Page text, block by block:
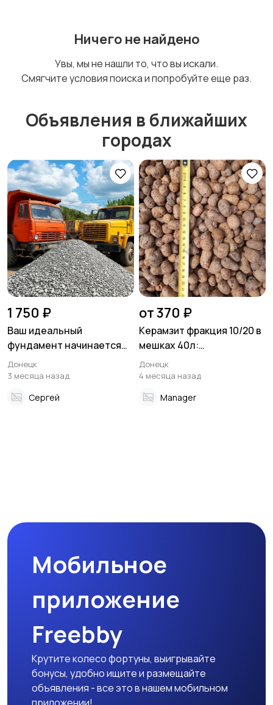
водоснабжение
ы
Другое
Расходные
материалы и
оснастка
Ничего не найдено
Увы, мы не нашли то, что вы искали.
Смягчите условия поиска и попробуйте еще раз.
Объявления в ближайших
городах
1 750 ₽
Ваш идеальный
фундамент начинается
здесь! Доломитный
щебень от
производителя с
доставкой!
Донецк
3 месяца назад
Сергей
от 370 ₽
Керамзит фракция 10/20 в
мешках 40л:
теплоизоляция для
строительства
Донецк
4 месяца назад
Manager
Мобильное
приложение
Freebby
Крутите колесо фортуны, выигрывайте
бонусы, удобно ищите и размещайте
объявления - все это в нашем мобильном